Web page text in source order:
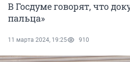
В Госдуме говорят, что
пальца»
11 марта 2024, 19:25 910